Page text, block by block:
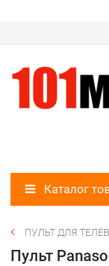
Каталог
ПУЛЬТ ДЛЯ
Пульт